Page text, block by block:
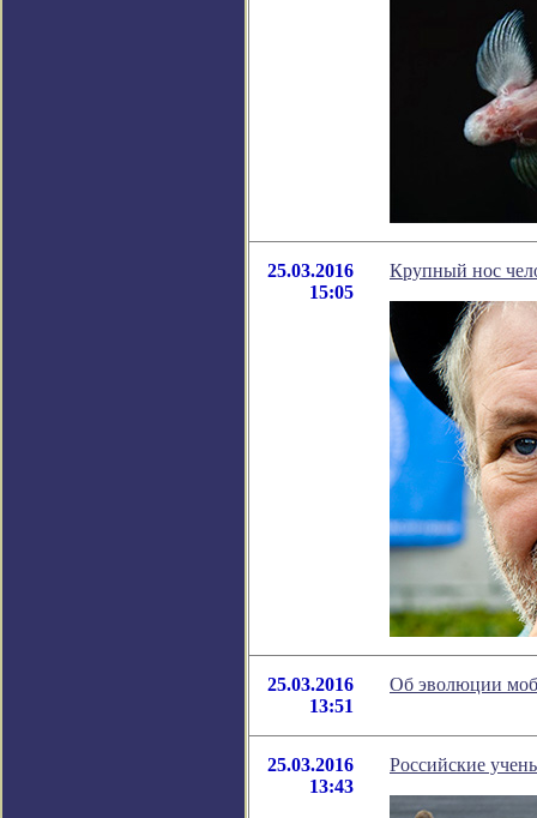
25.03.2016
15:05
Крупный нос
25.03.2016
13:51
Об эволюции
25.03.2016
13:43
Российские